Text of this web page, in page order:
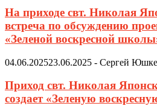
На приходе свт. Николая
встреча по обсуждению
«Зеленой воскресной
04.06.202523.06.2025 - Сергей
Приход свт. Николая
создает «Зеленую